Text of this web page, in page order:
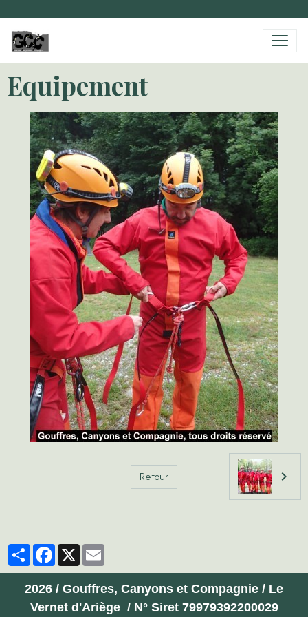
Equipement
Retour
PartagerFacebook
X
2026 / Gouffres, Canyons et Compagnie / Le
Vernet d'Ariège / N° Siret 79979392200029